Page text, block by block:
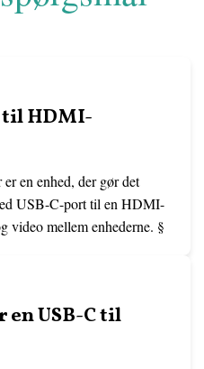
til HDMI-
en enhed, der gør det
USB-C-port til en HDMI-
video mellem enhederne. §
USB-C til